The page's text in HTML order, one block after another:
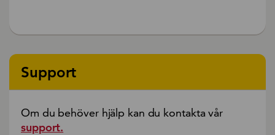
Support
Om du behöver hjälp kan du kontakta vår
support.